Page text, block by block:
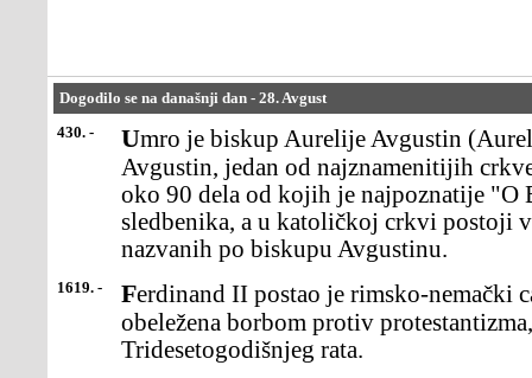
Dogodilo se na današnji dan - 28. Avgust
430. -
Umro je biskup Aurelije Avgustin (Aurelius Augustinus),Sveti
Avgustin, jedan od najznamenitijih
oko 90 dela od kojih je najpoznatije
sledbenika, a u katoličkoj crkvi postoji
nazvanih po biskupu Avgustinu.
1619. - Ferdinand II postao je rimsko-nemački car. Njegova vladavina je
obeležena borbom protiv
Tridesetogodišnjeg rata.